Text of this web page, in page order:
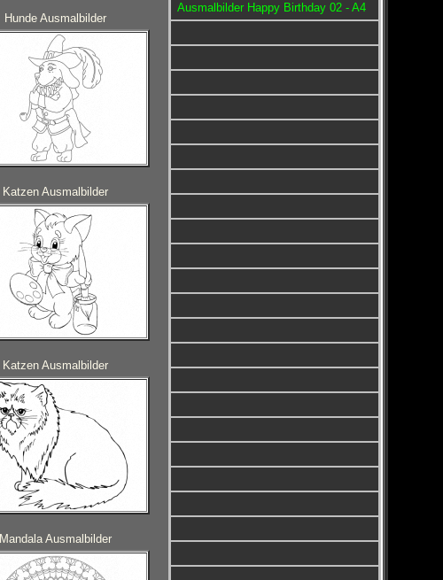
Hunde Ausmalbilder
Katzen Ausmalbilder
Katzen Ausmalbilder
Mandala Ausmalbilder
Ausmalbilder Happy Birthday 02 - A4